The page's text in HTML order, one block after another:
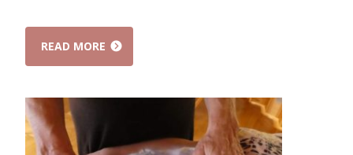
READ MORE